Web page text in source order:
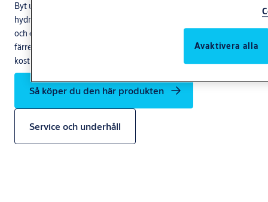
Byt ut skadade eller föråldrade lastbryggor utan ombyggnad. Vår
hydrauliska lastbrygga med teleskopisk läpp ger större kontaktyta
och exakt positionering. Den är tillverkad i slitstarkt S355-stål med
färre delar – vilket ger smidigare service, bättre flöde och lägre
kostnader redan från dag ett.
Så köper du den här produkten
Service och underhåll
Avaktivera alla